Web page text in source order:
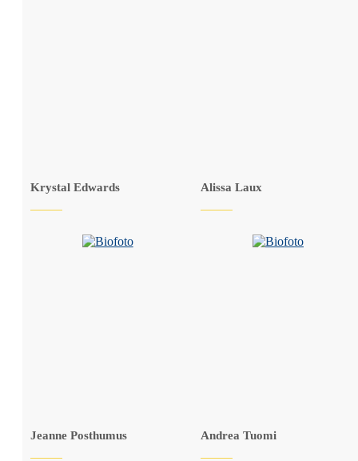
Krystal Edwards Alissa Laux
Jeanne Posthumus Andrea Tuomi